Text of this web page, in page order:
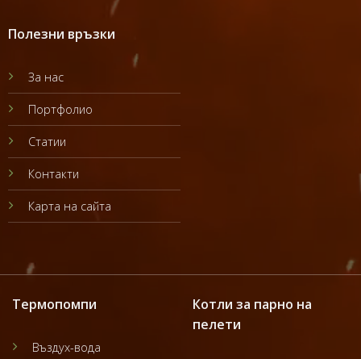
Полезни връзки
За нас
Портфолио
Статии
Контакти
Карта на сайта
Термопомпи
Въздух-вода
Котли за парно на
пелети